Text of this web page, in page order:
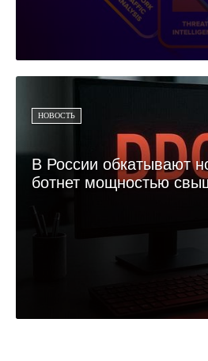
НОВОСТЬ
В России обкатывают
ботнет мощностью